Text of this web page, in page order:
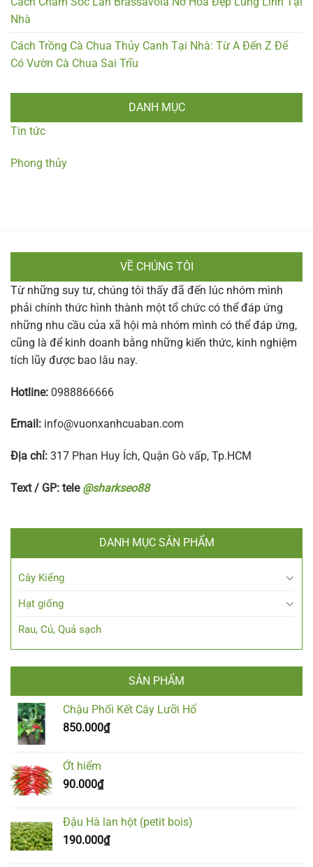
Nhà
Cách Trồng Cà Chua Thủy Canh Tại Nhà: Từ A Đến Z Để
Có Vườn Cà Chua Sai Trĩu
DANH MỤC
Tin tức
Phong thủy
VỀ CHÚNG TÔI
Từ những suy tư, chúng tôi thấy đã đến lúc nhóm mình
phải chính thức hình thành một tổ chức có thể đáp ứng
những nhu cầu của xã hội mà nhóm mình có thể đáp ứng,
cũng là để kinh doanh bằng những kiến thức, kinh nghiệm
tích lũy được bao lâu nay.
Hotline: 0988866666
Email: info@vuonxanhcuaban.com
Địa chỉ: 317 Phan Huy Ích, Quận Gò vấp, Tp.HCM
Text / GP: tele @sharkseo88
DANH MỤC SẢN PHẨM
Cây Kiểng
Hạt giống
Rau, Củ, Quả sạch
SẢN PHẨM
Chậu Phối Kết Cây Lưỡi Hổ
850.000₫
Ớt hiểm
90.000₫
Đậu Hà lan hột (petit bois)
190.000₫